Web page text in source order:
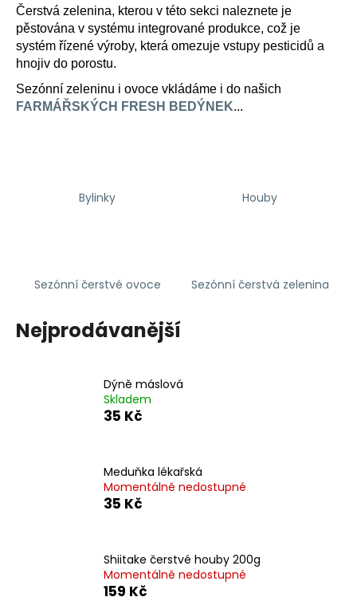
Čerstvá zelenina, kterou v této sekci naleznete je
pěstována v systému integrované produkce, což je
systém řízené výroby, která omezuje vstupy pesticidů a
hnojiv do porostu.
Sezónní zeleninu i ovoce vkládáme i do našich
FARMÁŘSKÝCH FRESH BEDÝNEK...
Bylinky Houby
Sezónní čerstvé ovoce Sezónní čerstvá zelenina
Nejprodávanější
Dýně máslová
Skladem
35 Kč
Meduňka lékařská
Momentálně nedostupné
35 Kč
Shiitake čerstvé houby 200g
Momentálně nedostupné
159 Kč
e